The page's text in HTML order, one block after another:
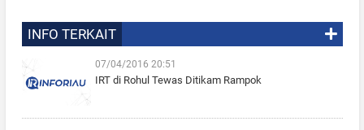
INFO TERKAIT
07/04/2016 20:51
IRT di Rohul Tewas Ditikam Rampok